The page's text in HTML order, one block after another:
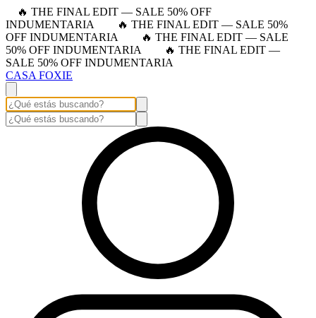
🔥 THE FINAL EDIT — SALE 50% OFF
INDUMENTARIA
🔥 THE FINAL EDIT — SALE 50%
OFF INDUMENTARIA
🔥 THE FINAL EDIT — SALE
50% OFF INDUMENTARIA
🔥 THE FINAL EDIT —
SALE 50% OFF INDUMENTARIA
CASA FOXIE